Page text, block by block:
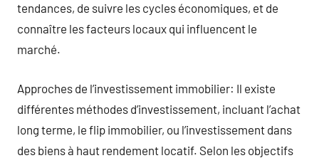
tendances, de suivre les cycles économiques, et de
connaître les facteurs locaux qui influencent le
marché.
Approches de l’investissement immobilier: Il existe
différentes méthodes d’investissement, incluant l’achat
long terme, le flip immobilier, ou l’investissement dans
des biens à haut rendement locatif. Selon les objectifs